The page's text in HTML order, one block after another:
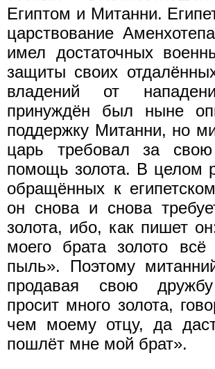
Египтом и Митанни.
царствование
имел достаточных
защиты своих
владений от
принуждён был ныне
поддержку Митанни, но
царь требовал за
помощь золота. В целом
обращённых к
он снова и снова
золота, ибо, как пишет
моего брата золото
пыль». Поэтому
продавая свою
просит много золота,
чем моему отцу, да
пошлёт мне мой брат».